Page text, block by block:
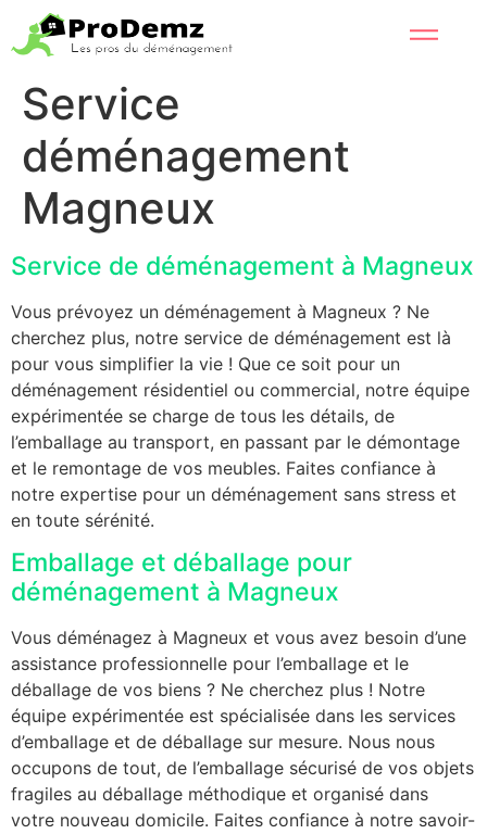
Service
déménagement
Magneux
Service de déménagement à Magneux
Vous prévoyez un déménagement à Magneux ? Ne
cherchez plus, notre service de déménagement est là
pour vous simplifier la vie ! Que ce soit pour un
déménagement résidentiel ou commercial, notre équipe
expérimentée se charge de tous les détails, de
l’emballage au transport, en passant par le démontage
et le remontage de vos meubles. Faites confiance à
notre expertise pour un déménagement sans stress et
en toute sérénité.
Emballage et déballage pour
déménagement à Magneux
Vous déménagez à Magneux et vous avez besoin d’une
assistance professionnelle pour l’emballage et le
déballage de vos biens ? Ne cherchez plus ! Notre
équipe expérimentée est spécialisée dans les services
d’emballage et de déballage sur mesure. Nous nous
occupons de tout, de l’emballage sécurisé de vos objets
fragiles au déballage méthodique et organisé dans
votre nouveau domicile. Faites confiance à notre savoir-